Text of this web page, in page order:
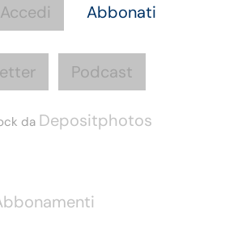
Accedi Abbonati
Podcast
da Depositphotos